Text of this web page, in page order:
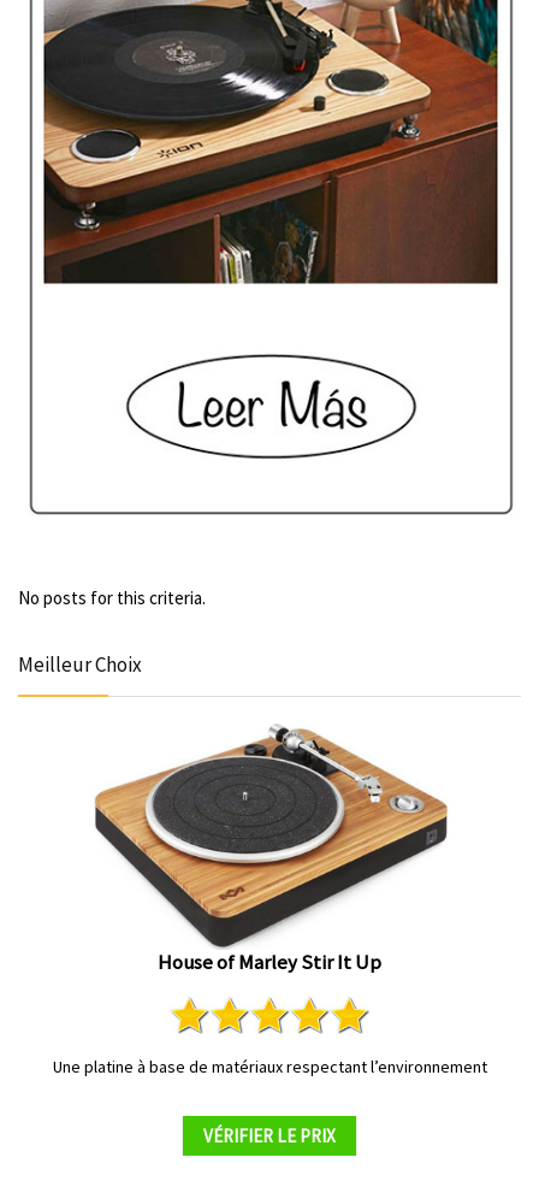
No posts for this criteria.
Meilleur Choix
House of Marley Stir It Up
Une platine à base de matériaux respectant l’environnement
VÉRIFIER LE PRIX